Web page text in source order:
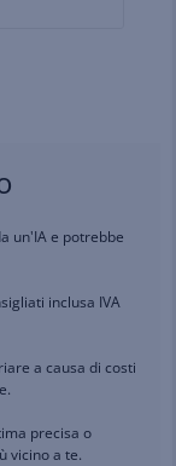
un'IA e potrebbe
inclusa IVA
a causa di costi
precisa o
vicino a te.